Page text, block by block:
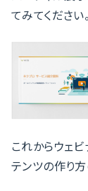
てみてください。
これからウェ
テンツの作り方